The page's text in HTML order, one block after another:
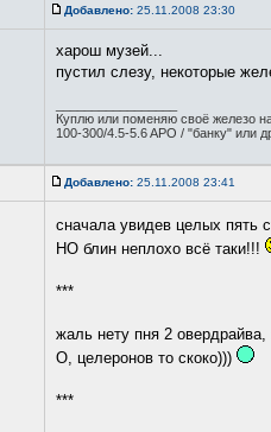
Добавлено: 25.11.2008 23:30
харош музей...
пустил слезу, некоторые
Куплю или поменяю своё железо
100-300/4.5-5.6 APO / "банку" или
Добавлено: 25.11.2008 23:41
сначала увидев целых пять
НО блин неплохо всё таки!!!
***
жаль нету пня 2
О, целеронов то скоко)))
***